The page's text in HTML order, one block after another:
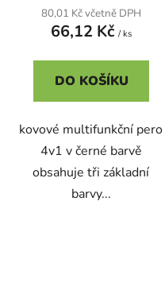
80,01 Kč včetně DPH
66,12 Kč / ks
DO KOŠÍKU
kovové multifunkční pero
4v1 v černé barvě
obsahuje tři základní
barvy...